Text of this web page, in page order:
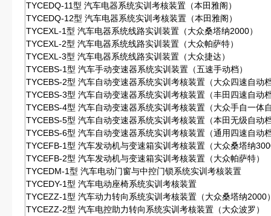
TYCEDQ-11型 汽车电器系统实训考核装置（本田雅阁）
TYCEDQ-12型 汽车电器系统实训考核装置（本田雅阁）
TYCEXL-1型 汽车电器系统线路实训装置（大众桑塔纳2000）
TYCEXL-2型 汽车电器系统线路实训装置（大众帕萨特）
TYCEXL-3型 汽车电器系统线路实训装置（大众捷达）
TYCEBS-1型 汽车手动变速器系统实训装置（五速手动档）
TYCEBS-2型 汽车自动变速器系统实训考核装置（大众四速自动
TYCEBS-3型 汽车自动变速器系统实训考核装置（丰田四速自动
TYCEBS-4型 汽车自动变速器系统实训考核装置（大众手自一体
TYCEBS-5型 汽车自动变速器系统实训考核装置（本田无级自动
TYCEBS-6型 汽车自动变速器系统实训考核装置（通用四速自动
TYCEFB-1型 汽车发动机与变速箱实训考核装置（大众桑塔纳
TYCEFB-2型 汽车发动机与变速箱实训考核装置（大众帕萨特）
TYCEDM-1型 汽车电动门窗与中控门锁系统实训考核装置
TYCEDY-1型 汽车电动座椅系统实训考核装置
TYCEZZ-1型 汽车动力转向系统实训考核装置（大众桑塔纳2000
TYCEZZ-2型 汽车电控助力转向系统实训考核装置（大众波罗）